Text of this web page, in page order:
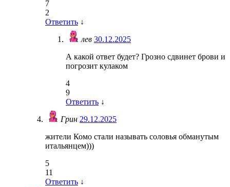
7
2
Ответить ↓
лев 30.12.2025
А какой ответ будет? Грозно сдвинет брови и
погрозит кулаком
4
9
Ответить ↓
Грин 29.12.2025
жители Комо стали называть соловья обманутым
итальянцем)))
5
11
Ответить ↓